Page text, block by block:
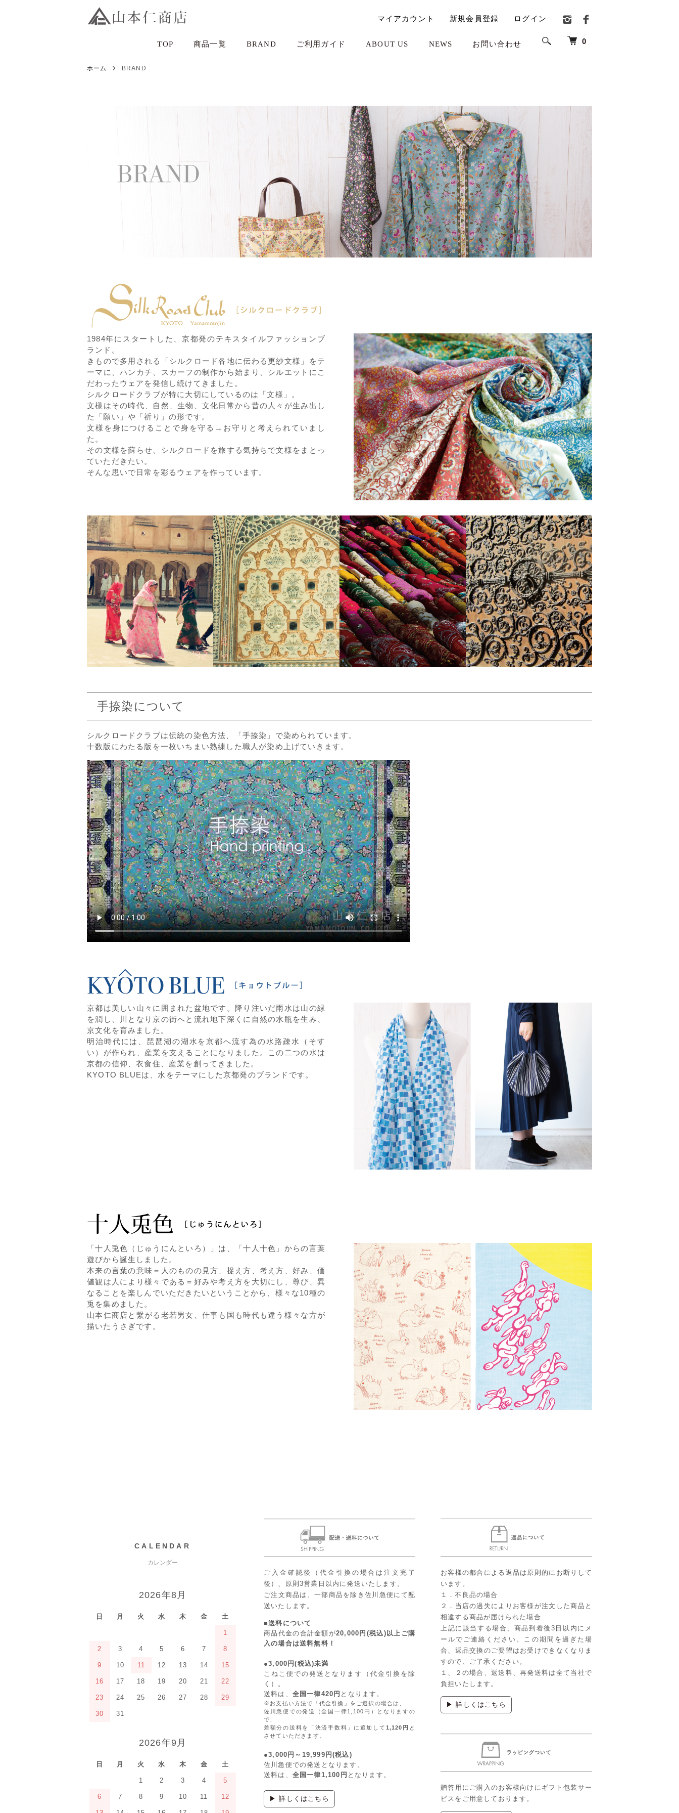
0
TOP 商品一覧 BRAND ご利用ガイド ABOUT US NEWS お問い合わせ
マイアカウント 新規会員登録 ログイン
ホーム BRAND
1984年にスタートした、京都発のテキスタイルファッションブ
ランド。
きもので多用される「シルクロード各地に伝わる更紗文様」をテ
ーマに、ハンカチ、スカーフの制作から始まり、シルエットにこ
だわったウェアを発信し続けてきました。
シルクロードクラブが特に大切にしているのは「文様」。
文様はその時代、自然、生物、文化日常から昔の人々が生み出し
た「願い」や「祈り」の形です。
文様を身につけることで身を守る→お守りと考えられていまし
た。
その文様を蘇らせ、シルクロードを旅する気持ちで文様をまとっ
ていただきたい。
そんな思いで日常を彩るウェアを作っています。
手捺染について
シルクロードクラブは伝統の染色方法、「手捺染」で染められています。
十数版にわたる版を一枚いちまい熟練した職人が染め上げていきます。
京都は美しい山々に囲まれた盆地です。降り注いだ雨水は山の緑
を潤し、川となり京の街へと流れ地下深くに自然の水瓶を生み、
京文化を育みました。
明治時代には、琵琶湖の湖水を京都へ流す為の水路疎水（そす
い）が作られ、産業を支えることになりました。この二つの水は
京都の信仰、衣食住、産業を創ってきました。
KYOTO BLUEは、水をテーマにした京都発のブランドです。
「十人兎色（じゅうにんといろ）」は、「十人十色」からの言葉
遊びから誕生しました。
本来の言葉の意味＝人のものの見方、捉え方、考え方、好み、価
値観は人により様々である＝好みや考え方を大切にし、尊び、異
なることを楽しんでいただきたいということから、様々な10種の
兎を集めました。
山本仁商店と繋がる老若男女、仕事も国も時代も違う様々な方が
描いたうさぎです。
CALENDAR
カレンダー
2026年8月
日 月 火 水 木 金 土
1
2 3 4 5 6 7 8
9 10 11 12 13 14 15
16 17 18 19 20 21 22
23 24 25 26 27 28 29
30 31
2026年9月
日 月 火 水 木 金 土
1 2 3 4 5
6 7 8 9 10 11 12
ご入金確認後（代金引換の場合は注文完了
後）、原則3営業日以内に発送いたします。
ご注文商品は、一部商品を除き佐川急便にて配
送いたします。
■送料について
商品代金の合計金額が20,000円(税込)以上ご購
入の場合は送料無料！
●3,000円(税込)未満
こねこ便での発送となります（代金引換を除
く）。
送料は、 全国一律420円 となります。
※お支払い方法で「代金引換」をご選択の場合は、
佐川急便での発送（全国一律1,100円）となりますの
で、
差額分の送料を「決済手数料」に追加して 1,120円 と
させていただきます。
●3,000円～19,999円(税込)
佐川急便での発送となります。
送料は、 全国一律1,100円 となります。
▶ 詳しくはこちら
お客様の都合による返品は原則的にお断りして
います。
１．不良品の場合
２．当店の過失によりお客様が注文した商品と
相違する商品が届けられた場合
上記に該当する場合、商品到着後3日以内にメ
ールでご連絡ください。この期間を過ぎた場
合、返品交換のご要望はお受けできなくなりま
すので、ご了承ください。
１、２の場合、返送料、再発送料は全て当社で
負担いたします。
▶ 詳しくはこちら
贈答用にご購入のお客様向けにギフト包装サー
ビスをご用意しております。